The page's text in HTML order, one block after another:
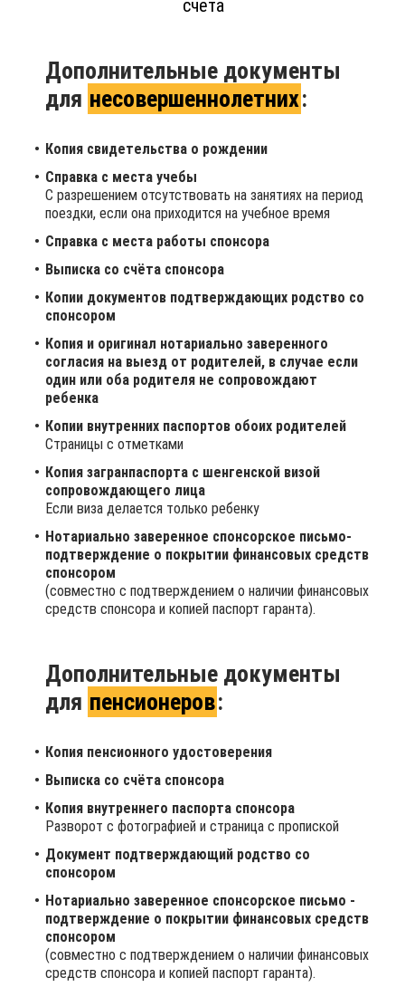
счёта
Дополнительные документы
для несовершеннолетних:
Копия свидетельства о рождении
Справка с места учебы
С разрешением отсутствовать на занятиях на период
поездки, если она приходится на учебное время
Справка с места работы спонсора
Выписка со счёта спонсора
Копии документов подтверждающих родство со
спонсором
Копия и оригинал нотариально заверенного
согласия на выезд от родителей, в случае если
один или оба родителя не сопровождают
ребенка
Копии внутренних паспортов обоих родителей
Страницы с отметками
Копия загранпаспорта с шенгенской визой
сопровождающего лица
Если виза делается только ребенку
Нотариально заверенное спонсорское письмо-
подтверждение о покрытии финансовых средств
спонсором
(совместно с подтверждением о наличии финансовых
средств спонсора и копией паспорт гаранта).
Дополнительные документы
для пенсионеров:
Копия пенсионного удостоверения
Выписка со счёта спонсора
Копия внутреннего паспорта спонсора
Разворот с фотографией и страница с пропиской
Документ подтверждающий родство со
спонсором
Нотариально заверенное спонсорское письмо -
подтверждение о покрытии финансовых средств
спонсором
(совместно с подтверждением о наличии финансовых
средств спонсора и копией паспорт гаранта).